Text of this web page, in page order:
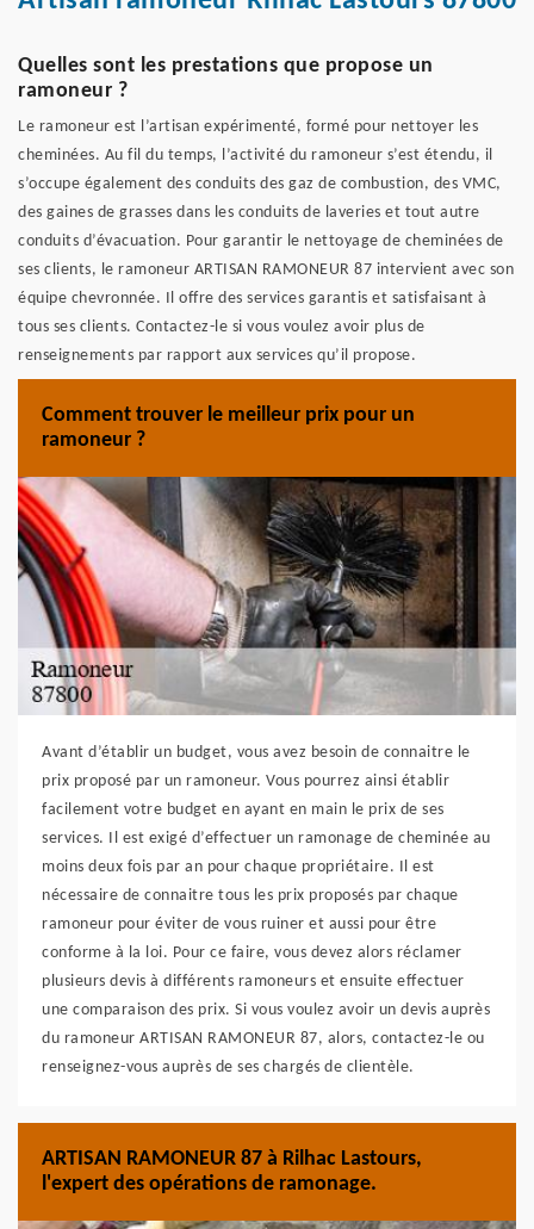
Quelles sont les prestations que propose un
ramoneur ?
Le ramoneur est l’artisan expérimenté, formé pour nettoyer les
cheminées. Au fil du temps, l’activité du ramoneur s’est étendu, il
s’occupe également des conduits des gaz de combustion, des VMC,
des gaines de grasses dans les conduits de laveries et tout autre
conduits d’évacuation. Pour garantir le nettoyage de cheminées de
ses clients, le ramoneur ARTISAN RAMONEUR 87 intervient avec son
équipe chevronnée. Il offre des services garantis et satisfaisant à
tous ses clients. Contactez-le si vous voulez avoir plus de
renseignements par rapport aux services qu’il propose.
Comment trouver le meilleur prix pour un
ramoneur ?
Avant d’établir un budget, vous avez besoin de connaitre le
prix proposé par un ramoneur. Vous pourrez ainsi établir
facilement votre budget en ayant en main le prix de ses
services. Il est exigé d’effectuer un ramonage de cheminée au
moins deux fois par an pour chaque propriétaire. Il est
nécessaire de connaitre tous les prix proposés par chaque
ramoneur pour éviter de vous ruiner et aussi pour être
conforme à la loi. Pour ce faire, vous devez alors réclamer
plusieurs devis à différents ramoneurs et ensuite effectuer
une comparaison des prix. Si vous voulez avoir un devis auprès
du ramoneur ARTISAN RAMONEUR 87, alors, contactez-le ou
renseignez-vous auprès de ses chargés de clientèle.
ARTISAN RAMONEUR 87 à Rilhac Lastours,
l'expert des opérations de ramonage.